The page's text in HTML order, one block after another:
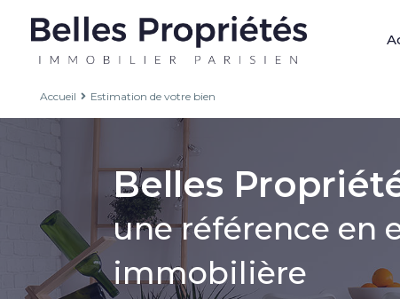
Accueil Estimation de votre bien
Belles
une référence en
immobilière